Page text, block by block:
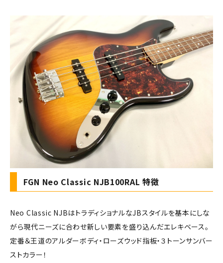
FGN Neo Classic NJB100RAL 特徴
Neo Classic NJBはトラディショナルなJBスタイルを基本にしな
がら現代ニーズに合わせ新しい要素を盛り込んだエレキベース。
定番＆王道のアルダーボディ・ローズウッド指板・３トーンサンバー
ストカラー！